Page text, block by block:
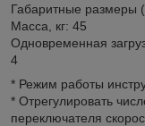
Габаритные
Масса, кг: 45
Одновременная
4
* Режим работы
* Отрегулировать
переключателя